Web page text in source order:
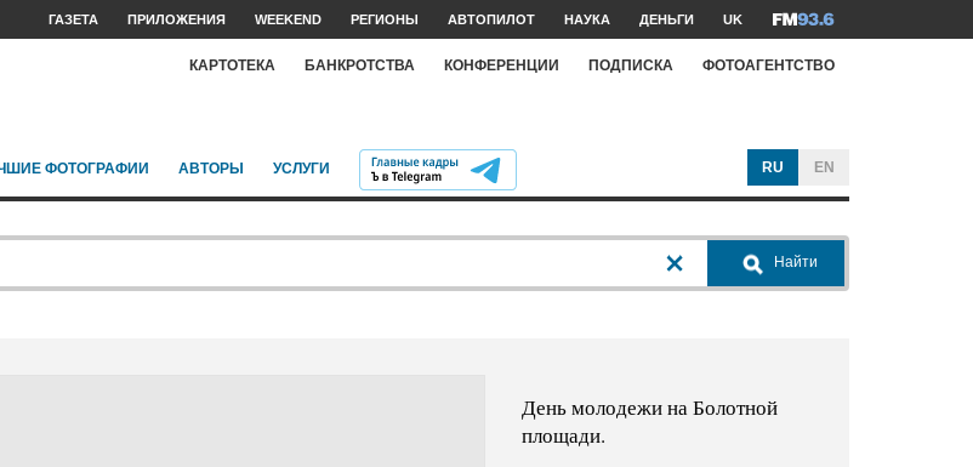
ГАЗЕТА ПРИЛОЖЕНИЯ WEEKEND РЕГИОНЫ АВТОПИЛОТ НАУКА ДЕНЬГИ UK
КАРТОТЕКА БАНКРОТСТВА КОНФЕРЕНЦИИ ПОДПИСКА ФОТОАГЕНТСТВО
ФОТОГРАФИИ АВТОРЫ УСЛУГИ RU EN
Найти
День молодежи на Болотной
площади.